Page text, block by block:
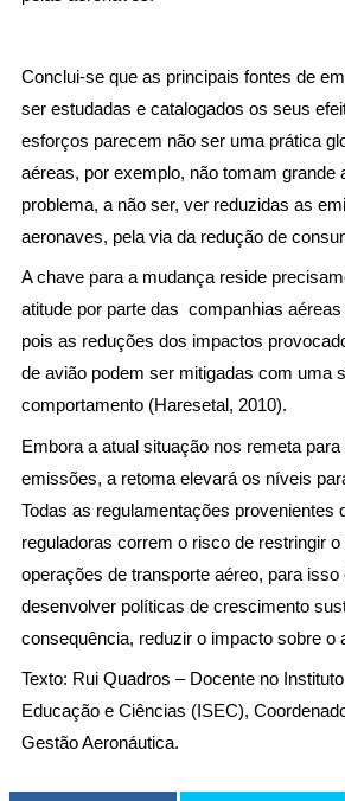
Conclui-se que as principais fontes de
ser estudadas e catalogados os seus
esforços parecem não ser uma prática
aéreas, por exemplo, não tomam grande
problema, a não ser, ver reduzidas as
aeronaves, pela via da redução de
A chave para a mudança reside
atitude por parte das companhias
pois as reduções dos impactos
de avião podem ser mitigadas com uma
comportamento (Haresetal, 2010).
Embora a atual situação nos remeta
emissões, a retoma elevará os níveis
Todas as regulamentações provenientes
reguladoras correm o risco de restringir
operações de transporte aéreo, para
desenvolver políticas de crescimento
consequência, reduzir o impacto sobre o
Texto: Rui Quadros – Docente no
Educação e Ciências (ISEC),
Gestão Aeronáutica.